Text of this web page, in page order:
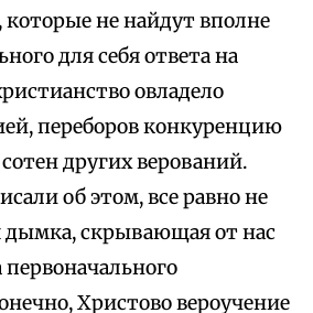
не найдут вполне
для себя ответа на
овладело
переборов конкуренцию
других верований.
об этом, все равно не
дымка, скрывающая от нас
Христово вероучение